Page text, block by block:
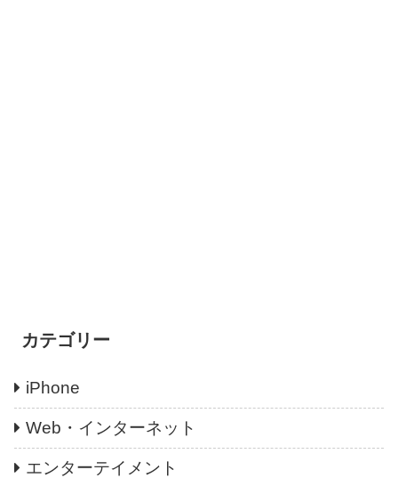
カテゴリー
iPhone
Web・インターネット
エンターテイメント